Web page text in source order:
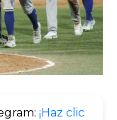
¡Haz clic